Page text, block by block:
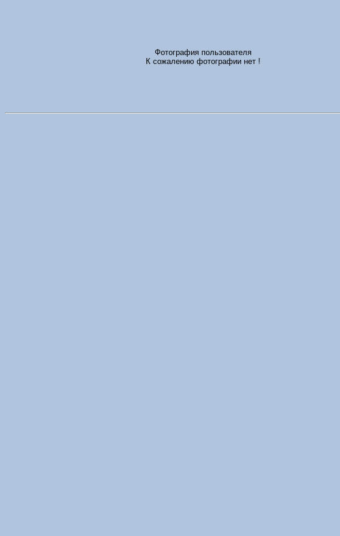
Фотография пользователя
К сожалению фотографии нет !